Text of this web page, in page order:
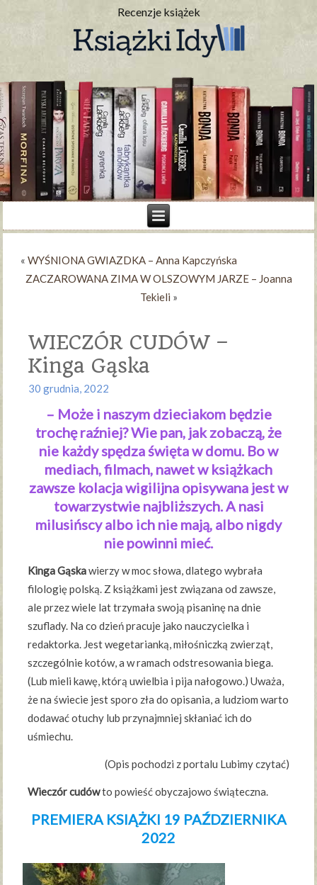
Recenzje książek
«WYŚNIONA GWIAZDKA – Anna Kapczyńska
ZACZAROWANA ZIMA W OLSZOWYM JARZE – Joanna
Tekieli »
WIECZÓR CUDÓW –
Kinga Gąska
30 grudnia, 2022
– Może i naszym dzieciakom będzie
trochę raźniej? Wie pan, jak zobaczą, że
nie każdy spędza święta w domu. Bo w
mediach, filmach, nawet w książkach
zawsze kolacja wigilijna opisywana jest w
towarzystwie najbliższych. A nasi
milusińscy albo ich nie mają, albo nigdy
nie powinni mieć.
Kinga Gąskawierzy w moc słowa, dlatego wybrała
filologię polską. Z książkami jest związana od zawsze,
ale przez wiele lat trzymała swoją pisaninę na dnie
szuflady. Na co dzień pracuje jako nauczycielka i
redaktorka. Jest wegetarianką, miłośniczką zwierząt,
szczególnie kotów, a w ramach odstresowania biega.
(Lub mieli kawę, którą uwielbia i pija nałogowo.) Uważa,
że na świecie jest sporo zła do opisania, a ludziom warto
dodawać otuchy lub przynajmniej skłaniać ich do
uśmiechu.
(Opis pochodzi z portalu Lubimy czytać)
Wieczór cudówto powieść obyczajowo świąteczna.
PREMIERA KSIĄŻKI 19 PAŹDZIERNIKA
2022